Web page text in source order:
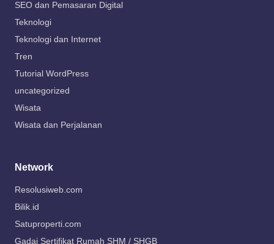
SEO dan Pemasaran Digital
Teknologi
Teknologi dan Internet
Tren
Tutorial WordPress
uncategorized
Wisata
Wisata dan Perjalanan
Network
Resolusiweb.com
Bilik.id
Satuproperti.com
Gadai Sertifikat Rumah SHM / SHGB